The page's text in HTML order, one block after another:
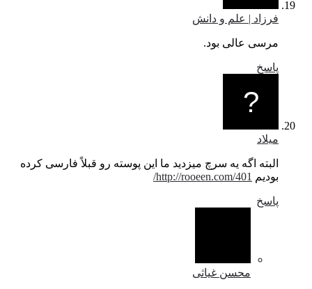
فرزاد | علم و دانش
مرسی عالی بود.
البته اگه یه سرچ میزدید ما این پوسته رو قبلاً فارسی کرده
بودیمhttp://rooeen.com/401/
محسن غیاثی